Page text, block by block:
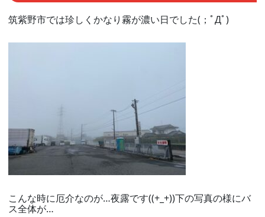
筑紫野市では珍しくかなり霧が濃い日でした(；ﾟДﾟ)
こんな時に厄介なのが…夜露です((+_+))下の写真の様にバ
ス全体が…